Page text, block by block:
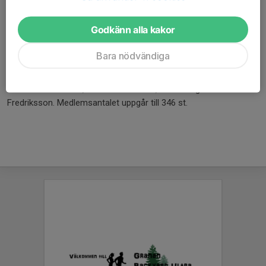
startlinjen. Terrängmästerskapen fick klubben också på sin lott
att arrangera och tog sin första inteckning i Södra Dals
ordf. G.O Andreèn, v.ordf. Lennart Malm, sekr. Gunnar
Fredriksson. Medlemsantalet uppgår till 346 st.
Godkänn alla kakor
Bara nödvändiga